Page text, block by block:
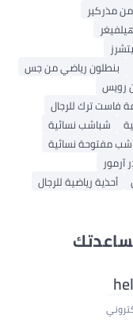
مذركير
بنطلون رياضي من جس
رويس
فاست ترك للرجال
شباشب نسائية
مفتوحة نسائية
أحذية رياضية للرجال